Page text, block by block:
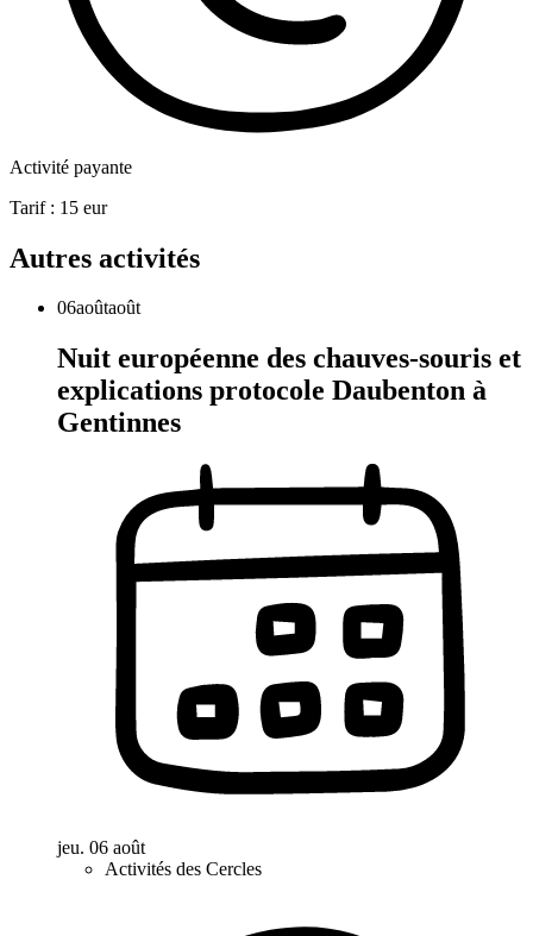
Activité payante
Tarif : 15 eur
Autres activités
06aoûtaoût
Nuit européenne des chauves-souris et
explications protocole Daubenton à
Gentinnes
jeu. 06 août
Activités des Cercles